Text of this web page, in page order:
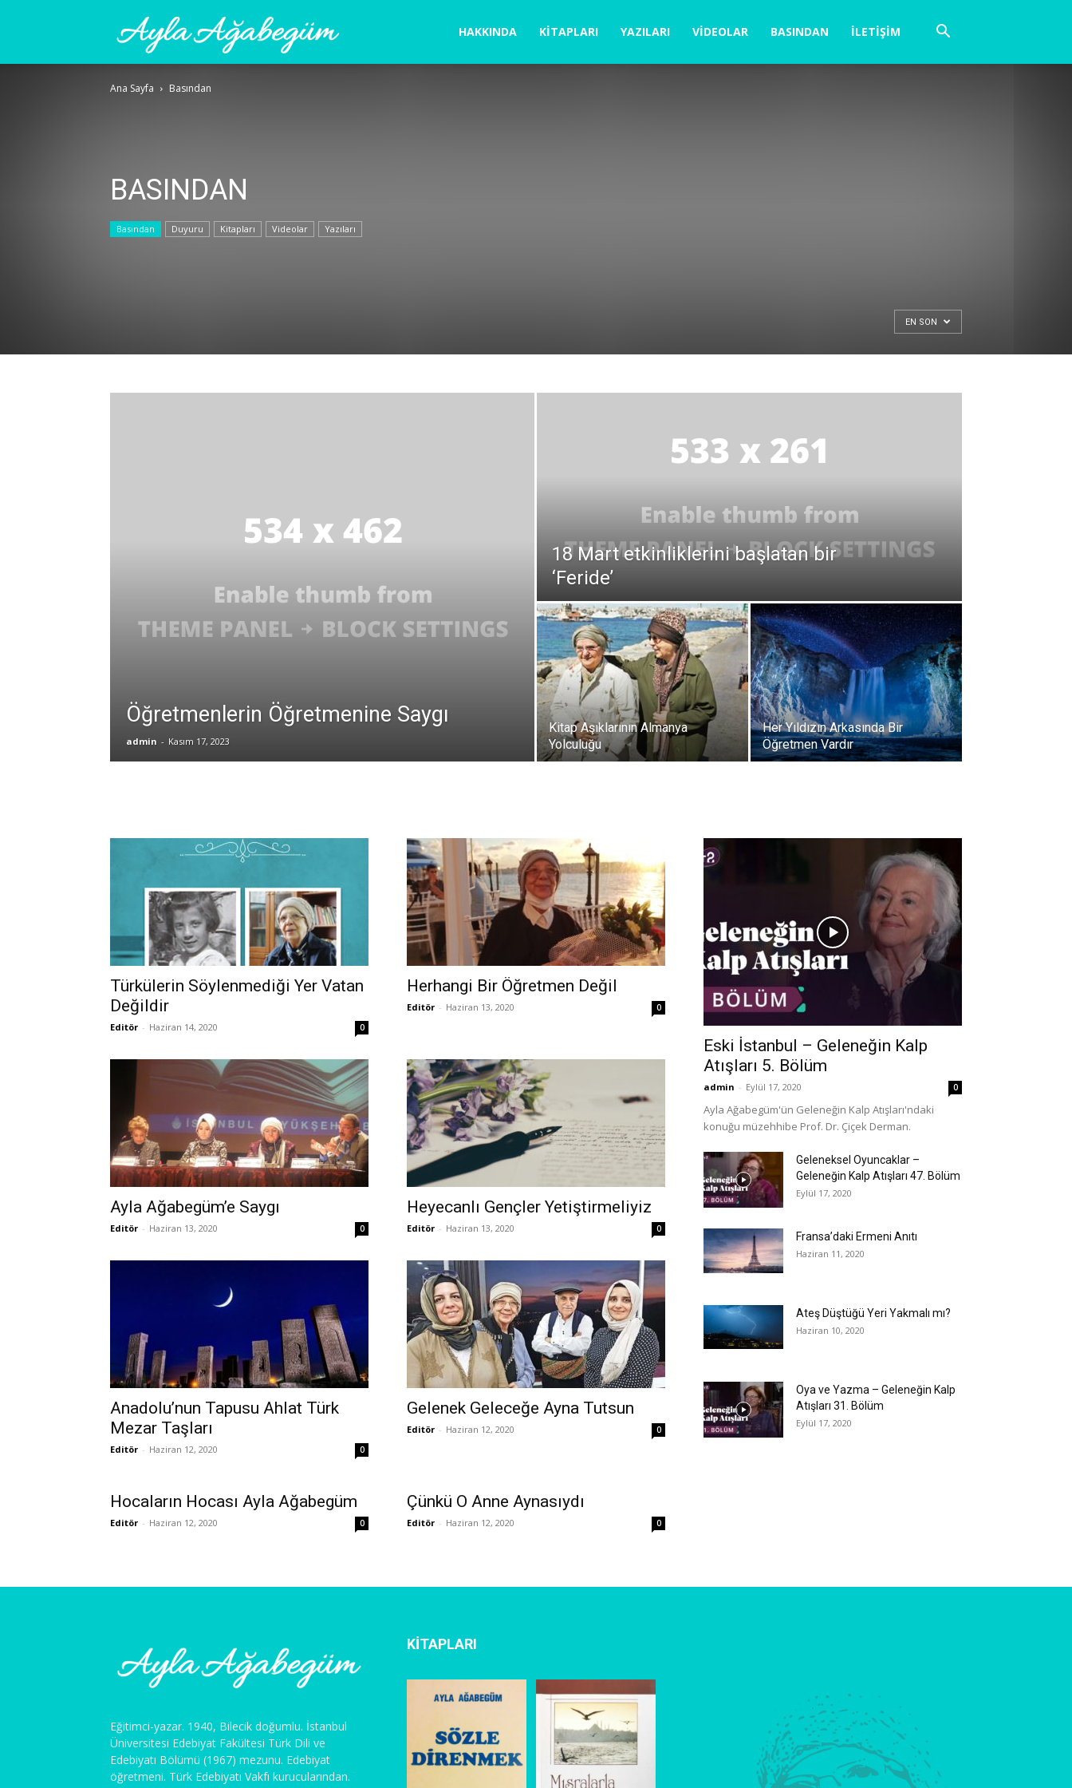
HAKKINDA KITAPLARI YAZILARI VIDEOLAR BASINDAN İLETIŞIM
Ana Sayfa Basından
BASINDAN
Basından Duyuru Kitapları Videolar Yazıları
EN SON
Öğretmenlerin Öğretmenine Saygı
admin - Kasım 17, 2023
18 Mart etkinliklerini başlatan bir
‘Feride’
Kitap Aşıklarının Almanya
Yolculuğu
Her Yıldızın Arkasında Bir
Öğretmen Vardır
Türkülerin Söylenmediği Yer Vatan
Değildir
Editör - Haziran 14, 2020 0
Herhangi Bir Öğretmen Değil
Editör - Haziran 13, 2020 0
Ayla Ağabegüm’e Saygı
Editör - Haziran 13, 2020 0
Heyecanlı Gençler Yetiştirmeliyiz
Editör - Haziran 13, 2020 0
Anadolu’nun Tapusu Ahlat Türk
Mezar Taşları
Editör - Haziran 12, 2020 0
Gelenek Geleceğe Ayna Tutsun
Editör - Haziran 12, 2020 0
Hocaların Hocası Ayla Ağabegüm
Editör - Haziran 12, 2020 0
Çünkü O Anne Aynasıydı
Editör - Haziran 12, 2020 0
Eski İstanbul – Geleneğin Kalp
Atışları 5. Bölüm
admin - Eylül 17, 2020 0
Ayla Ağabegüm'ün Geleneğin Kalp Atışları'ndaki
konuğu müzehhibe Prof. Dr. Çiçek Derman.
Geleneksel Oyuncaklar –
Geleneğin Kalp Atışları 47. Bölüm
Eylül 17, 2020
Fransa’daki Ermeni Anıtı
Haziran 11, 2020
Ateş Düştüğü Yeri Yakmalı mı?
Haziran 10, 2020
Oya ve Yazma – Geleneğin Kalp
Atışları 31. Bölüm
Eylül 17, 2020
Eğitimci-yazar. 1940, Bilecik doğumlu. İstanbul
Üniversitesi Edebiyat Fakültesi Türk Dili ve
Edebiyatı Bölümü (1967) mezunu. Edebiyat
öğretmeni. Türk Edebiyatı Vakfı kurucularından.
KİTAPLARI